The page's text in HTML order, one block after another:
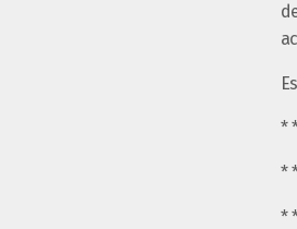
*
*
*